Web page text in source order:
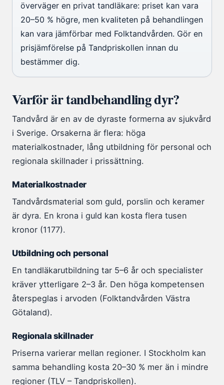
överväger en privat tandläkare: priset kan vara
20–50 % högre, men kvaliteten på behandlingen
kan vara jämförbar med Folktandvården. Gör en
prisjämförelse på Tandpriskollen innan du
bestämmer dig.
Varför är tandbehandling dyr?
Tandvård är en av de dyraste formerna av sjukvård
i Sverige. Orsakerna är flera: höga
materialkostnader, lång utbildning för personal och
regionala skillnader i prissättning.
Materialkostnader
Tandvårdsmaterial som guld, porslin och keramer
är dyra. En krona i guld kan kosta flera tusen
kronor (1177).
Utbildning och personal
En tandläkarutbildning tar 5–6 år och specialister
kräver ytterligare 2–3 år. Den höga kompetensen
återspeglas i arvoden (Folktandvården Västra
Götaland).
Regionala skillnader
Priserna varierar mellan regioner. I Stockholm kan
samma behandling kosta 20–30 % mer än i mindre
regioner (TLV – Tandpriskollen).